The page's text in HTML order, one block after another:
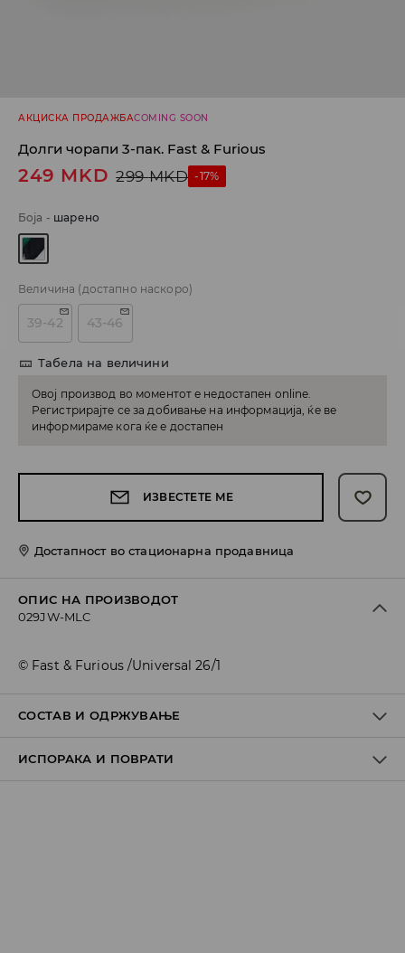
АКЦИСКА ПРОДАЖБАCOMING SOON
Долги чорапи 3-пак. Fast & Furious
249 MKD 299 MKD -17%
Боја - шарено
Величина (достапно наскоро)
39-42 43-46
Табела на величини
Овој производ во моментот е недостапен online.
Регистрирајте се за добивање на информација, ќе ве
информираме кога ќе е достапен
ИЗВЕСТЕТЕ МЕ
Достапност во стационарна продавница
ОПИС НА ПРОИЗВОДОТ
029JW-MLC
© Fast & Furious /Universal 26/1
СОСТАВ И ОДРЖУВАЊЕ
ПРВА СТАВКА: 60% ПАМУК, 33% ПОЛИЕСТЕР, 3%
ЕЛАСТОДИЕН, 2% ЕЛАСТАН, 2% ПОЛИАМИД
ИСПОРАКА И ПОВРАТИ